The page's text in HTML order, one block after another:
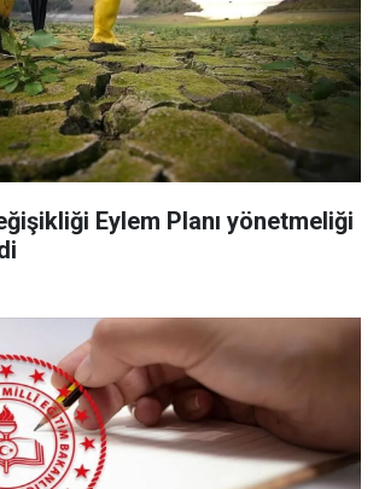
Eylem Planı yönetmeliği